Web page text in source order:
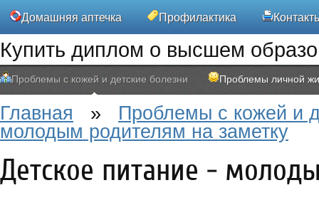
Домашняя аптечка Профилактика
Купить диплом о высшем
Проблемы с кожей и детские болезни Проблемы личной
Главная » Проблемы с кожей и
молодым родителям на заметку
Детское питание -